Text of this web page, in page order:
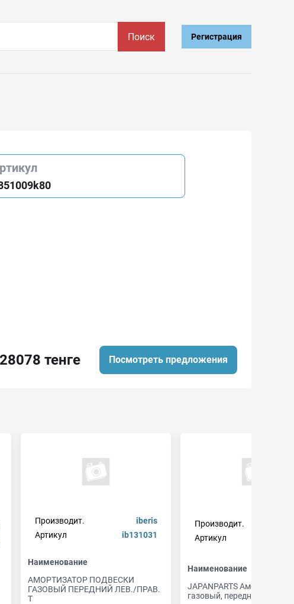
Поиск Регистрация
тенге Посмотреть предложения
Производит.
iberis
Артикул
ib131031
Наименование
АМОРТИЗАТОР ПОДВЕСКИ
ГАЗОВЫЙ ПЕРЕДНИЙ ЛЕВ./ПРАВ.
T
Производит.
Артикул
Наименование
JAPANPARTS Амортизатор
газовый, передний